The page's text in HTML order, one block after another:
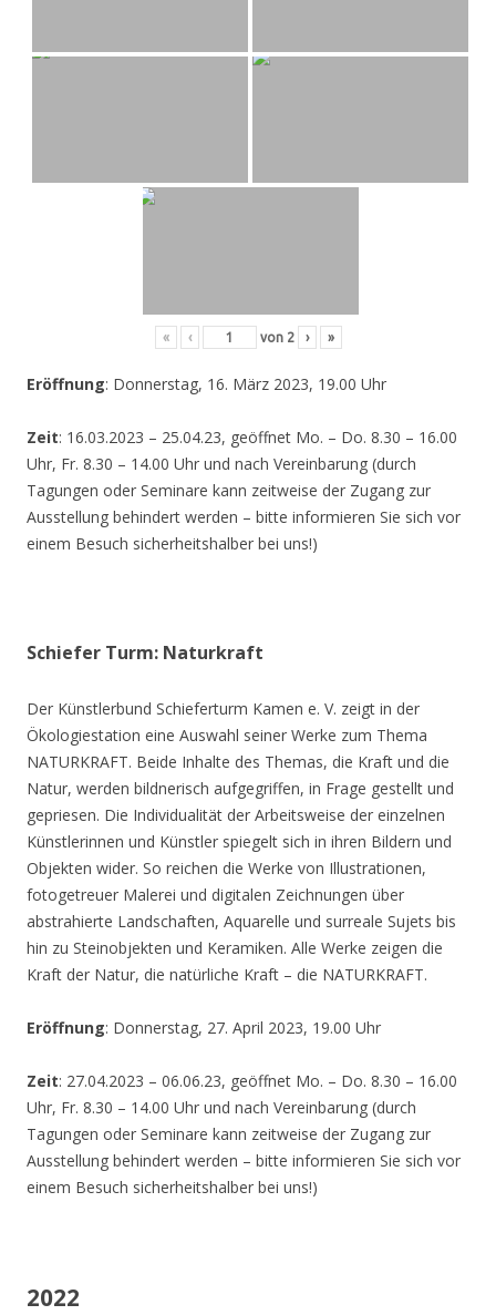
« ‹ von 2 › »
Eröffnung: Donnerstag, 16. März 2023, 19.00 Uhr
Zeit: 16.03.2023 – 25.04.23, geöffnet Mo. – Do. 8.30 – 16.00
Uhr, Fr. 8.30 – 14.00 Uhr und nach Vereinbarung (durch
Tagungen oder Seminare kann zeitweise der Zugang zur
Ausstellung behindert werden – bitte informieren Sie sich vor
einem Besuch sicherheitshalber bei uns!)
Schiefer Turm: Naturkraft
Der Künstlerbund Schieferturm Kamen e. V. zeigt in der
Ökologiestation eine Auswahl seiner Werke zum Thema
NATURKRAFT. Beide Inhalte des Themas, die Kraft und die
Natur, werden bildnerisch aufgegriffen, in Frage gestellt und
gepriesen. Die Individualität der Arbeitsweise der einzelnen
Künstlerinnen und Künstler spiegelt sich in ihren Bildern und
Objekten wider. So reichen die Werke von Illustrationen,
fotogetreuer Malerei und digitalen Zeichnungen über
abstrahierte Landschaften, Aquarelle und surreale Sujets bis
hin zu Steinobjekten und Keramiken. Alle Werke zeigen die
Kraft der Natur, die natürliche Kraft – die NATURKRAFT.
Eröffnung: Donnerstag, 27. April 2023, 19.00 Uhr
Zeit: 27.04.2023 – 06.06.23, geöffnet Mo. – Do. 8.30 – 16.00
Uhr, Fr. 8.30 – 14.00 Uhr und nach Vereinbarung (durch
Tagungen oder Seminare kann zeitweise der Zugang zur
Ausstellung behindert werden – bitte informieren Sie sich vor
einem Besuch sicherheitshalber bei uns!)
2022